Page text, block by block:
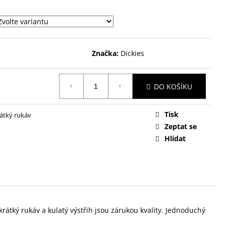
Značka: Dickies
DO KOŠÍKU
rukáv
Tisk
Zeptat se
Hlídat
rukáv a kulatý výstřih jsou zárukou kvality. Jednoduchý